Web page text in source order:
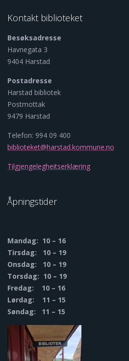
Kontakt biblioteket
Besøksadresse
Havnegata 3
9404 Harstad
Postadresse
Harstad bibliotek
Postmottak
9479 Harstad
Telefon: 994 09 400
biblioteket@harstad.kommune.no
Tilgjengelegheitserklæring
Åpningstider
Mandag: 10 – 16
Tirsdag: 10 – 19
Onsdag: 10 – 19
Torsdag: 10 – 19
Fredag: 10 – 16
Lørdag: 11 – 15
Søndag: 11 – 15